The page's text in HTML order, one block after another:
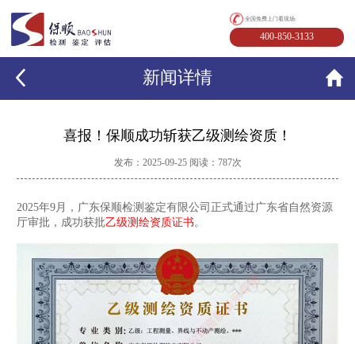
全国免费上门看现场:
400-850-3133
新闻详情
喜报！保顺成功斩获乙级测绘资质！
发布：2025-09-25 阅读：787次
2025年9月， 广东保顺检测鉴定有限公司正式通过广东省自然资源
厅审批，成功获批乙级测绘资质证书。